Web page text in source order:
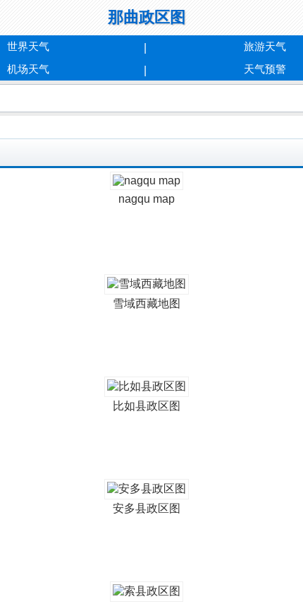
那曲政区图
世界天气 旅游天气
机场天气 天气预警
nagqu map
雪域西藏地图
比如县政区图
安多县政区图